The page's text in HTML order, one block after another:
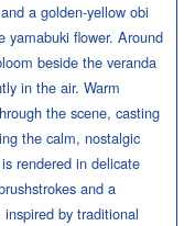
a golden-yellow obi
yamabuki flower. Around
beside the veranda
in the air. Warm
the scene, casting
the calm, nostalgic
rendered in delicate
and a
by traditional